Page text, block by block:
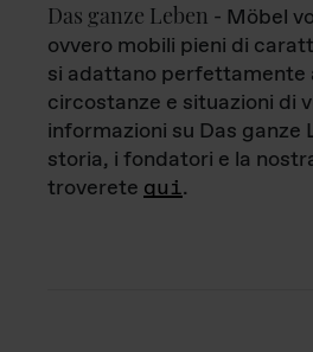
Das ganze Leben - Möbel
ovvero mobili pieni di
si adattano perfettamente
circostanze e situazioni di
informazioni su Das ganze
storia, i fondatori e la
troverete qui.